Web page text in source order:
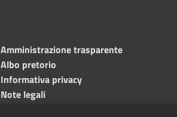
Amministrazione trasparente
Albo pretorio
Informativa privacy
Note legali